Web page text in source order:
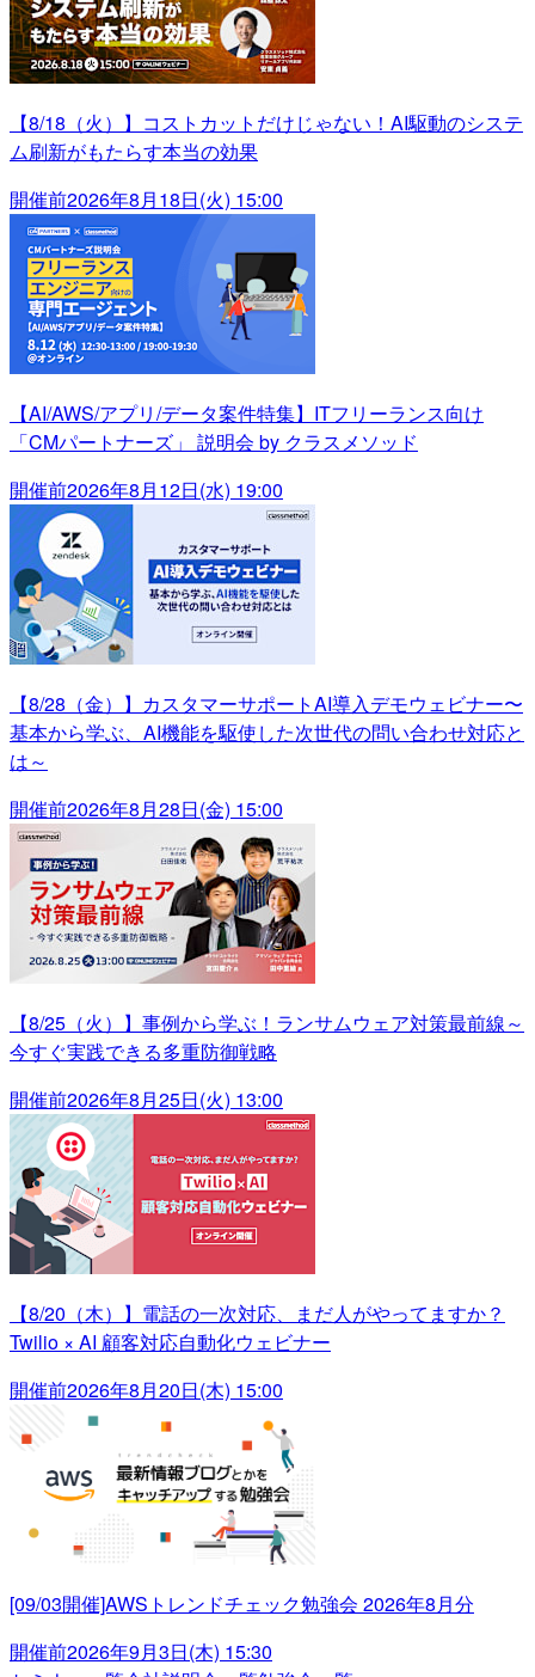
【8/18（火）】コストカットだけじゃない！AI駆動のシステ
ム刷新がもたらす本当の効果
開催前2026年8月18日(火) 15:00
【AI/AWS/アプリ/データ案件特集】ITフリーランス向け
「CMパートナーズ」 説明会 by クラスメソッド
開催前2026年8月12日(水) 19:00
【8/28（金）】カスタマーサポートAI導入デモウェビナー〜
基本から学ぶ、AI機能を駆使した次世代の問い合わせ対応と
は～
開催前2026年8月28日(金) 15:00
【8/25（火）】事例から学ぶ！ランサムウェア対策最前線～
今すぐ実践できる多重防御戦略
開催前2026年8月25日(火) 13:00
【8/20（木）】電話の一次対応、まだ人がやってますか？
Twilio × AI 顧客対応自動化ウェビナー
開催前2026年8月20日(木) 15:00
[09/03開催]AWSトレンドチェック勉強会 2026年8月分
開催前2026年9月3日(木) 15:30